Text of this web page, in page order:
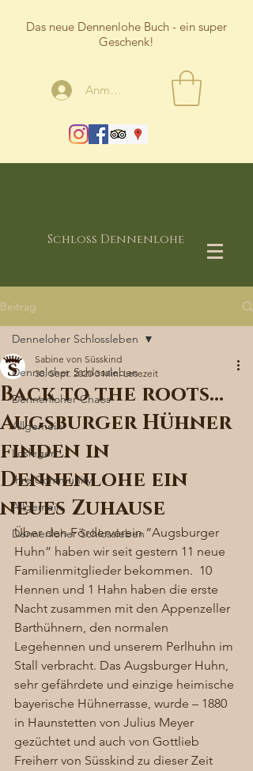
Das neue Dennenlohe Buch - ein super
Geschenk!
Anmelden
Schloss Dennenlohe
Beitrag
Denneloher Schlossleben
Dennenloher Chaos
Allgemein
Loslegen
Ihre Community
Allgemein
Dennenloher Schlossleben
Denneloher Schlossleben
Back to the roots…
Augsburger Hühner
finden in
Dennenlohe ein
neues Zuhause
Sabine von Süsskind
30. Sept. 2020 3 Min. Lesezeit
Über den Förderverein “Augsburger
Huhn” haben wir seit gestern 11 neue
Familienmitglieder bekommen.  10
Hennen und 1 Hahn haben die erste
Nacht zusammen mit den Appenzeller
Barthühnern, den normalen
Legehennen und unserem Perlhuhn im
Stall verbracht. Das Augsburger Huhn,
sehr gefährdete und einzige heimische
bayerische Hühnerrasse, wurde – 1880
in Haunstetten von Julius Meyer
gezüchtet und auch von Gottlieb
Freiherr von Süsskind zu dieser Zeit